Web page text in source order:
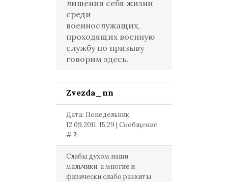
лишения себя жизни
среди
военнослужащих,
проходящих военную
службу по призыву
говорим здесь.
Zvezda_nn
Дата: Понедельник,
12.09.2011, 15:29 | Сообщение
#2
Слабы духом наши
мальчики, а многие и
физически слабо развиты